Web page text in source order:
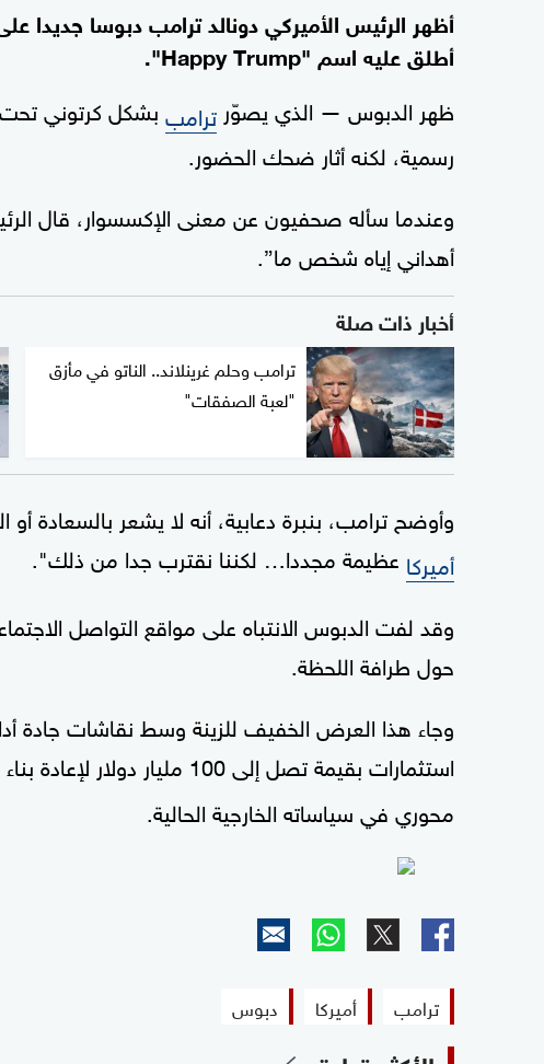
أظهر الرئيس الأميركي دونالد ترامب دبوسا جديدا
أطلق عليه اسم "Happy Trump".
ظهر الدبوس — الذي يصوّر ترامب بشكل كرتوني
رسمية، لكنه أثار ضحك الحضور.
أهداني إياه شخص ما”.
أخبار ذات صلة
ترامب وحلم غرينلاند.. الناتو في مأزق
"لعبة الصفقات"
وأوضح ترامب، بنبرة دعابية، أنه لا يشعر بالسعادة
أميركا عظيمة مجددا… لكننا نقترب جدا من ذلك".
وقد لفت الدبوس الانتباه على مواقع التواصل
حول طرافة اللحظة.
وجاء هذا العرض الخفيف للزينة وسط نقاشات جادة
استثمارات بقيمة تصل إلى 100 مليار دولار لإعادة بناء الصناعة النفطية في
محوري في سياساته الخارجية الحالية.
ترامب أميركا دبوس